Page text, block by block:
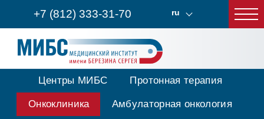
Центры МИБС Протонная терапия
Онкоклиника Амбулаторная онкология
+7 (812) 333-31-70 ru